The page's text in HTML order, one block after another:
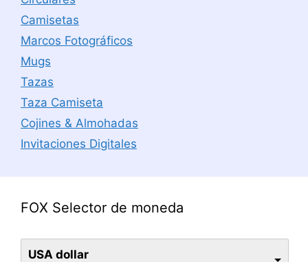
Camisetas
Marcos Fotográficos
Mugs
Tazas
Taza Camiseta
Cojines & Almohadas
Invitaciones Digitales
FOX Selector de moneda
USA dollar